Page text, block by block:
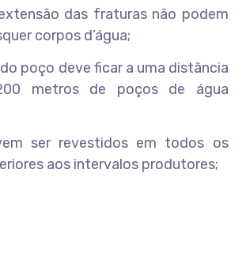
das fraturas não podem
corpos d’água;
poço deve ficar a uma distância
metros de poços de água
ser revestidos em todos os
aos intervalos produtores;